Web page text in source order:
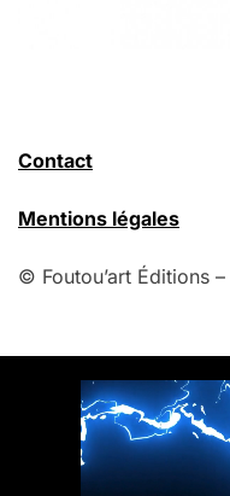
Contact
Mentions légales
© Foutou’art Éditions –